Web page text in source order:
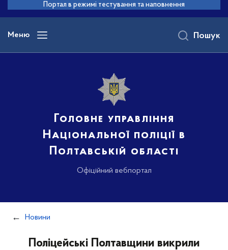
основного
вмісту
Портал в режимі тестування та наповнення
Меню
Головне управління
Національної поліції в
Полтавській області
Офіційний вебпортал
Пошук
Новини
Поліцейські Полтавщини викрили